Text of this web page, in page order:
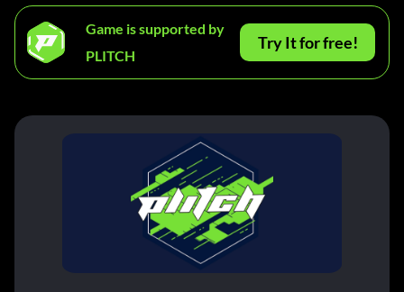
Game is supported by
PLITCH
Try It for free!